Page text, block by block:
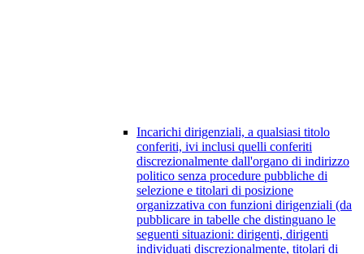
Incarichi dirigenziali, a qualsiasi titolo
conferiti, ivi inclusi quelli conferiti
discrezionalmente dall'organo di indirizzo
politico senza procedure pubbliche di
selezione e titolari di posizione
organizzativa con funzioni dirigenziali (da
pubblicare in tabelle che distinguano le
seguenti situazioni: dirigenti, dirigenti
individuati discrezionalmente, titolari di